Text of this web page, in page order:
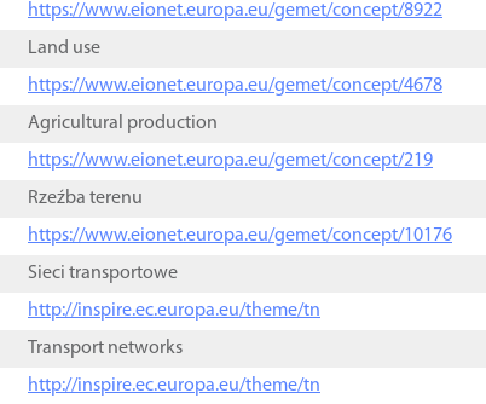
https://www.eionet.europa.eu/gemet/concept/8922
Land use
https://www.eionet.europa.eu/gemet/concept/4678
Agricultural production
https://www.eionet.europa.eu/gemet/concept/219
Rzeźba terenu
https://www.eionet.europa.eu/gemet/concept/10176
Sieci transportowe
http://inspire.ec.europa.eu/theme/tn
Transport networks
http://inspire.ec.europa.eu/theme/tn